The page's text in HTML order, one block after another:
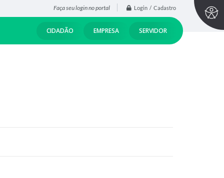
Faça seu login no portal Login / Cadastro
CIDADÃO EMPRESA SERVIDOR